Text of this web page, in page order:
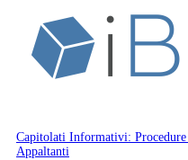
Capitolati Informativi:
Appaltanti